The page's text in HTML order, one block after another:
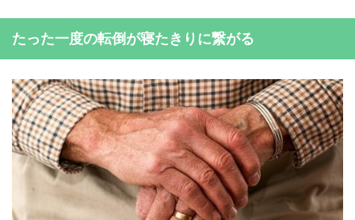
たった一度の転倒が寝たきりに繋がる